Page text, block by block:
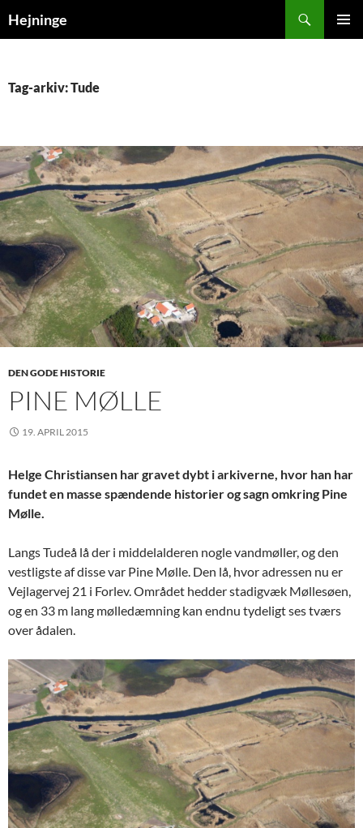
Hejninge
Tag-arkiv: Tude
DEN GODE HISTORIE
PINE MØLLE
19. APRIL 2015
Helge Christiansen har gravet dybt i arkiverne, hvor han har
fundet en masse spændende historier og sagn omkring Pine
Mølle.
Langs Tudeå lå der i middelalderen nogle vandmøller, og den
vestligste af disse var Pine Mølle. Den lå, hvor adressen nu er
Vejlagervej 21 i Forlev. Området hedder stadigvæk Møllesøen,
og en 33 m lang mølledæmning kan endnu tydeligt ses tværs
over ådalen.